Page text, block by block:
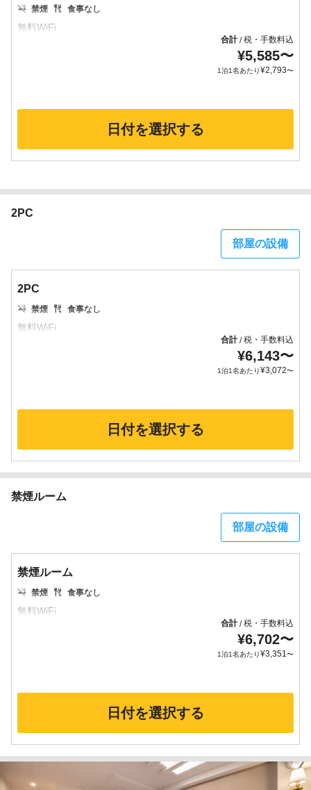
禁煙 食事なし
合計/税・手数料込
¥5,585〜
1泊1名あたり¥2,793〜
日付を選択する
2PC
部屋の設備
2PC
禁煙 食事なし
合計/税・手数料込
¥6,143〜
1泊1名あたり¥3,072〜
日付を選択する
禁煙ルーム
部屋の設備
禁煙ルーム
禁煙 食事なし
合計/税・手数料込
¥6,702〜
1泊1名あたり¥3,351〜
日付を選択する